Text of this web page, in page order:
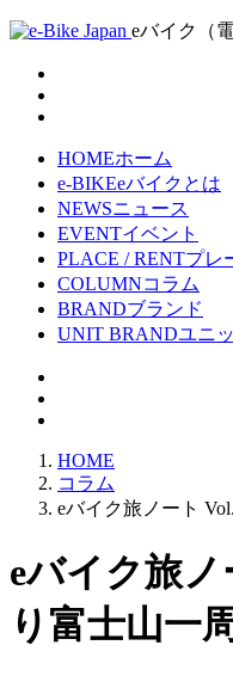
eバイク（
HOMEホーム
e-BIKEeバイクとは
NEWSニュース
EVENTイベント
PLACE / RENTプレ
COLUMNコラム
BRANDブランド
UNIT BRANDユニ
HOME
コラム
eバイク旅ノート
eバイク旅ノ
り富士山一